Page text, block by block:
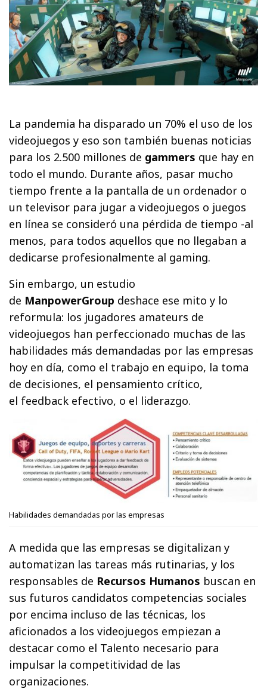
La pandemia ha disparado un 70% el uso de los
videojuegos y eso son también buenas noticias
para los 2.500 millones de gammers que hay en
todo el mundo. Durante años, pasar mucho
tiempo frente a la pantalla de un ordenador o
un televisor para jugar a videojuegos o juegos
en línea se consideró una pérdida de tiempo -al
menos, para todos aquellos que no llegaban a
dedicarse profesionalmente al gaming.
Sin embargo, un estudio
de ManpowerGroup deshace ese mito y lo
reformula: los jugadores amateurs de
videojuegos han perfeccionado muchas de las
habilidades más demandadas por las empresas
hoy en día, como el trabajo en equipo, la toma
de decisiones, el pensamiento crítico,
el feedback efectivo, o el liderazgo.
Habilidades demandadas por las empresas
A medida que las empresas se digitalizan y
automatizan las tareas más rutinarias, y los
responsables de Recursos Humanos buscan en
sus futuros candidatos competencias sociales
por encima incluso de las técnicas, los
aficionados a los videojuegos empiezan a
destacar como el Talento necesario para
impulsar la competitividad de las
organizaciones.